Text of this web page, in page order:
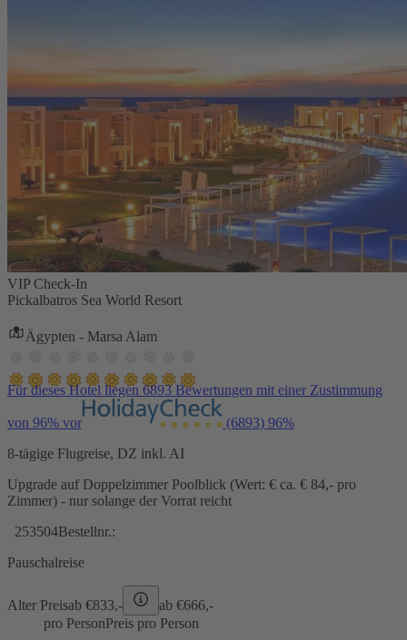
VIP Check-In
Pickalbatros Sea World Resort
Ägypten - Marsa Alam
Für dieses Hotel liegen 6893 Bewertungen mit einer Zustimmung
von 96% vor (6893) 96%
8-tägige Flugreise, DZ inkl. AI
Upgrade auf Doppelzimmer Poolblick (Wert: € ca. € 84,- pro
Zimmer) - nur solange der Vorrat reicht
253504Bestellnr.:
Pauschalreise
Alter Preisab €833,- ab €666,-
pro PersonPreis pro Person